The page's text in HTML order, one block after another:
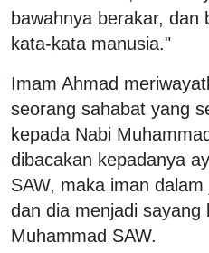
bawahnya berakar, dan
kata-kata manusia."
Imam Ahmad
seorang sahabat yang
kepada Nabi
dibacakan kepadanya
SAW, maka iman
dan dia menjadi sayang
Muhammad SAW.